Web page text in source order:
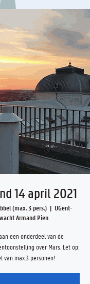
14 april 2021
(max. 3 pers.)
  |
UGent-
Armand Pien
een onderdeel van de
over Mars. Let op:
van max.3 personen!